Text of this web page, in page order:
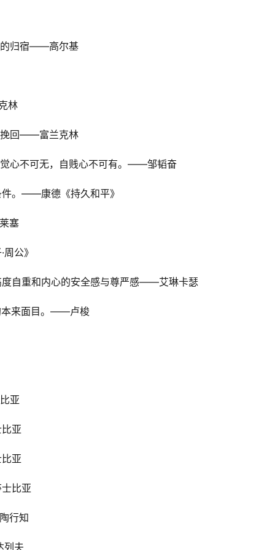
的归宿——高尔基
林
挽回――富兰克林
心不可无，自贱心不可有。——邹韬奋
。——康德《持久和平》
塞
公》
自重和内心的安全感与尊严感——艾琳卡瑟
本来面目。——卢梭
亚
亚
亚
比亚
行知
列夫